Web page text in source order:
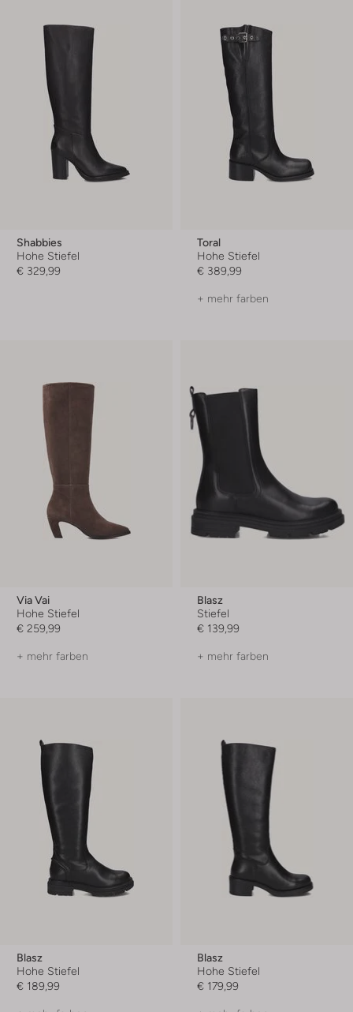
Shabbies
Hohe Stiefel
€ 329,99
Toral
Hohe Stiefel
€ 389,99
+ mehr farben
Via Vai
Hohe Stiefel
€ 259,99
+ mehr farben
Blasz
Stiefel
€ 139,99
+ mehr farben
Blasz
Hohe Stiefel
€ 189,99
Blasz
Hohe Stiefel
€ 179,99